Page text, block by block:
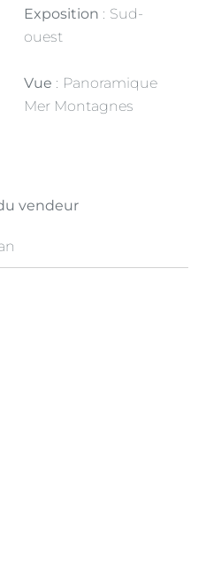
Exposition
Sud-
ouest
Vue
Panoramique
Mer Montagnes
vendeur